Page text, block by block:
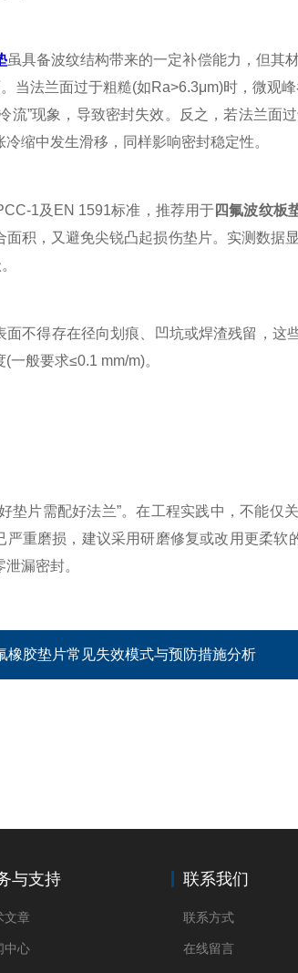
虽具备波纹结构带来的一定补偿能力，但其
。当法兰面过于粗糙(如Ra>6.3μm)时，微
流”现象，导致密封失效。反之，若法兰面
缩中发生滑移，同样影响密封稳定性。
1及EN 1591标准，推荐用于四氟波纹板
面积，又避免尖锐凸起损伤垫片。实测数据
得存在径向划痕、凹坑或焊渣残留，这
一般要求≤0.1 mm/m)。
片需配好法兰”。在工程实践中，不能仅
严重磨损，建议采用研磨修复或改用更柔
漏密封。
橡胶垫片常见失效模式与预防措施分析​
与支持
文章
中心
联系我们
联系方式
在线留言